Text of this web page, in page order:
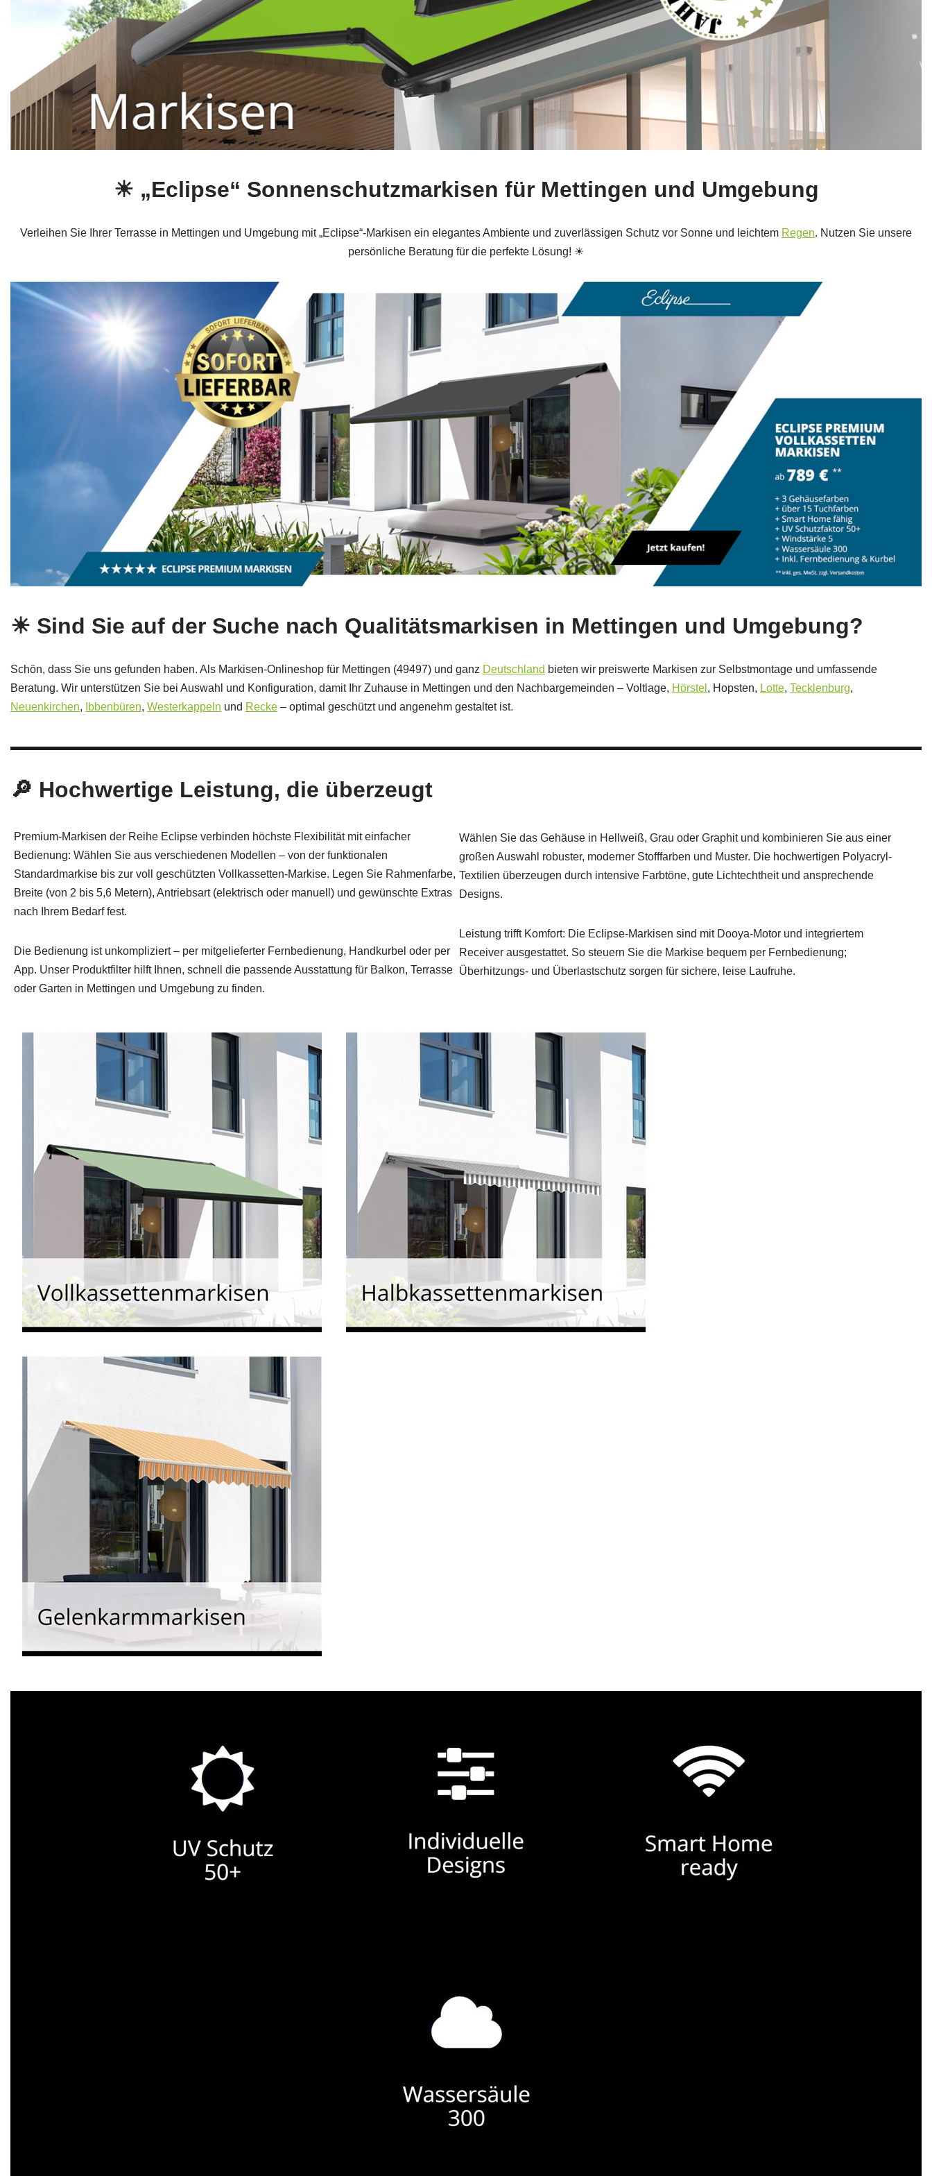
☀ „Eclipse“ Sonnenschutzmarkisen für Mettingen und Umgebung
Verleihen Sie Ihrer Terrasse in Mettingen und Umgebung mit „Eclipse“-Markisen ein elegantes Ambiente und zuverlässigen Schutz vor Sonne und leichtem Regen. Nutzen Sie unsere
persönliche Beratung für die perfekte Lösung! ☀
☀ Sind Sie auf der Suche nach Qualitätsmarkisen in Mettingen und Umgebung?
Schön, dass Sie uns gefunden haben. Als Markisen-Onlineshop für Mettingen (49497) und ganz Deutschland bieten wir preiswerte Markisen zur Selbstmontage und umfassende
Beratung. Wir unterstützen Sie bei Auswahl und Konfiguration, damit Ihr Zuhause in Mettingen und den Nachbargemeinden – Voltlage, Hörstel , Hopsten, Lotte, Tecklenburg,
Neuenkirchen, Ibbenbüren, Westerkappeln und Recke – optimal geschützt und angenehm gestaltet ist.
🔎 Hochwertige Leistung, die überzeugt
Premium-Markisen der Reihe Eclipse verbinden höchste Flexibilität mit einfacher
Bedienung: Wählen Sie aus verschiedenen Modellen – von der funktionalen
Standardmarkise bis zur voll geschützten Vollkassetten-Markise. Legen Sie Rahmenfarbe,
Breite (von 2 bis 5,6 Metern), Antriebsart (elektrisch oder manuell) und gewünschte Extras
nach Ihrem Bedarf fest.
Die Bedienung ist unkompliziert – per mitgelieferter Fernbedienung, Handkurbel oder per
App. Unser Produktfilter hilft Ihnen, schnell die passende Ausstattung für Balkon, Terrasse
oder Garten in Mettingen und Umgebung zu finden.
Wählen Sie das Gehäuse in Hellweiß, Grau oder Graphit und kombinieren Sie aus einer
großen Auswahl robuster, moderner Stofffarben und Muster. Die hochwertigen Polyacryl-
Textilien überzeugen durch intensive Farbtöne, gute Lichtechtheit und ansprechende
Designs.
Leistung trifft Komfort: Die Eclipse-Markisen sind mit Dooya-Motor und integriertem
Receiver ausgestattet. So steuern Sie die Markise bequem per Fernbedienung;
Überhitzungs- und Überlastschutz sorgen für sichere, leise Laufruhe.